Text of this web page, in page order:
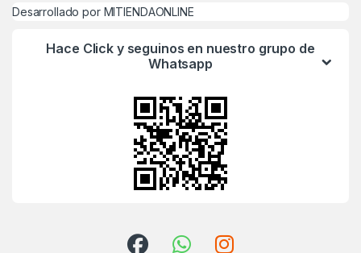
Desarrollado por MITIENDAONLINE
Hace Click y seguinos en nuestro grupo de
Whatsapp